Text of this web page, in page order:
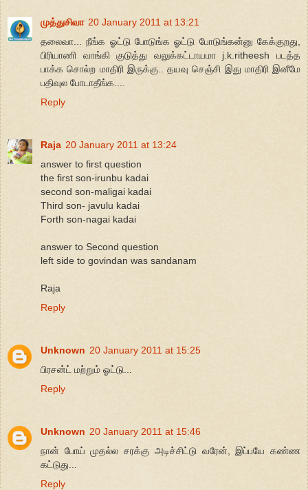
முத்துசிவா 20 January 2011 at 13:21
தலைவா... நீங்க ஓட்டு போடுங்க ஓட்டு போடுங்கன்னு கேக்குறது,
பிரியாணி வாங்கி குடுத்து வலுக்கட்டாயமா j.k.ritheesh படத்த
பாக்க சொல்ற மாதிரி இருக்கு.. தயவு செஞ்சி இது மாதிரி இனீமே
பதிவுல போடாதீங்க....
Reply
Raja 20 January 2011 at 13:24
answer to first question
the first son-irunbu kadai
second son-maligai kadai
Third son- javulu kadai
Forth son-nagai kadai
answer to Second question
left side to govindan was sandanam
Raja
Reply
Unknown 20 January 2011 at 15:25
பிரசன்ட் மற்றும் ஓட்டு...
Reply
Unknown 20 January 2011 at 15:46
நான் போய் முதல்ல சரக்கு அடிச்சிட்டு வரேன், இப்பயே கண்ண
கட்டுது...
Reply